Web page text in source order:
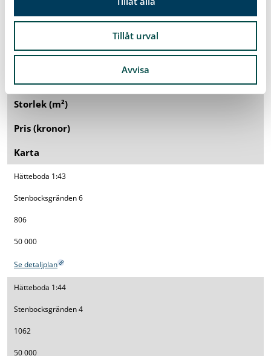
Tillåt urval
Avvisa
450 000
bygga huset.
beteckning
Storlek (m²)
Pris (kronor)
Karta
Hätteboda 1:43
Stenbocksgränden 6
806
50 000
Se detaljplan
Hätteboda 1:44
Stenbocksgränden 4
1062
50 000